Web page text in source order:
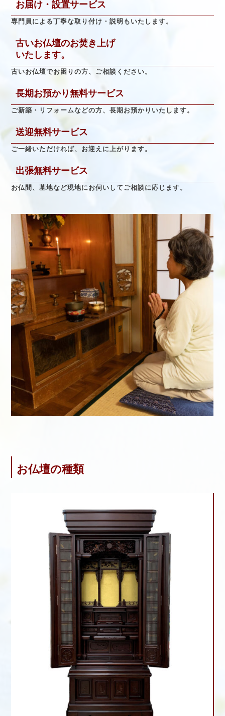
お届け・設置サービス
専門員による丁寧な取り付け・説明もいたします。
古いお仏壇のお焚き上げ
いたします。
古いお仏壇でお困りの方、ご相談ください。
長期お預かり無料サービス
ご新築・リフォームなどの方、長期お預かりいたします。
送迎無料サービス
ご一緒いただければ、お迎えに上がります。
出張無料サービス
お仏間、墓地など現地にお伺いしてご相談に応じます。
お仏壇の種類